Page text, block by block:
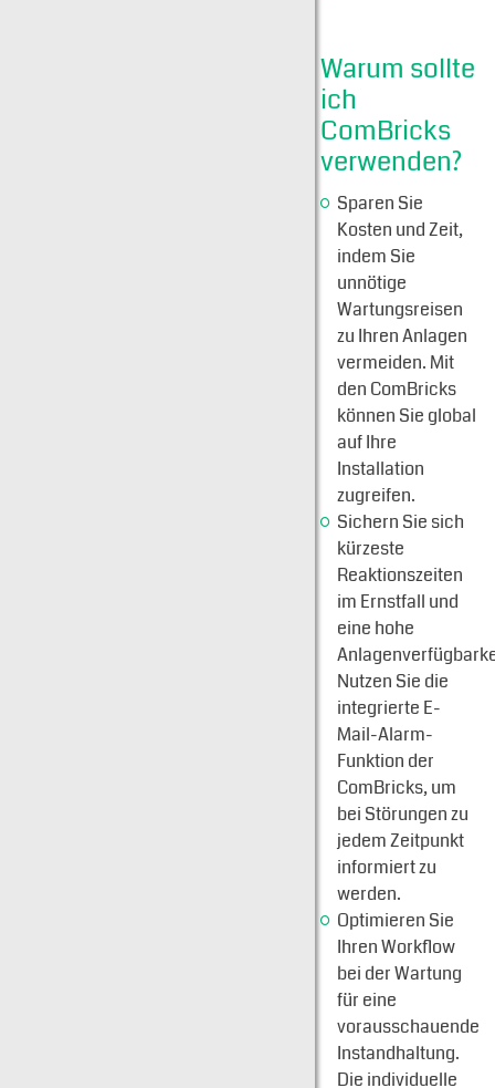
Warum sollte
ich
ComBricks
verwenden?
Sparen Sie
Kosten und Zeit,
indem Sie
unnötige
Wartungsreisen
zu Ihren Anlagen
vermeiden. Mit
den ComBricks
können Sie global
auf Ihre
Installation
zugreifen.
Sichern Sie sich
kürzeste
Reaktionszeiten
im Ernstfall und
eine hohe
Nutzen Sie die
integrierte E-
Mail-Alarm-
Funktion der
ComBricks, um
bei Störungen zu
jedem Zeitpunkt
informiert zu
werden.
Optimieren Sie
Ihren Workflow
bei der Wartung
für eine
vorausschauende
Instandhaltung.
Die individuelle